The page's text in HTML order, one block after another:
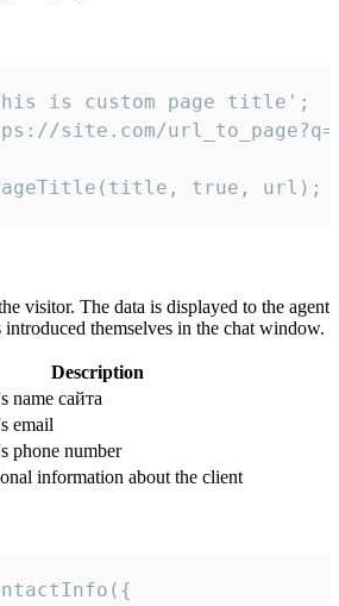
is custom page title';
site.com/
true, url);
visitor. The data is displayed to the agent
themselves in the chat window.
Description
name сайта
email
phone number
information about the client